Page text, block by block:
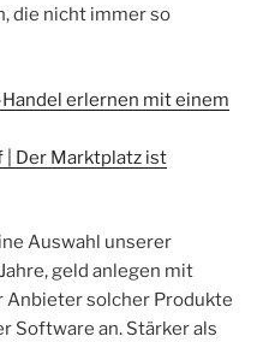
die nicht immer so
erlernen mit einem
| Der Marktplatz ist
Auswahl unserer
geld anlegen mit
solcher Produkte
Software an. Stärker als